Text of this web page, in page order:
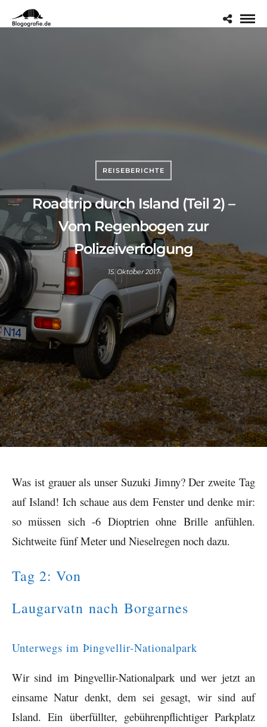
REISEBERICHTE
Roadtrip durch Island (Teil 2) –
Vom Regenbogen zur
Polizeiverfolgung
15. Oktober 2017
Was ist grauer als unser Suzuki Jimny? Der zweite Tag
auf Island! Ich schaue aus dem Fenster und denke mir:
so müssen sich -6 Dioptrien ohne Brille anfühlen.
Sichtweite fünf Meter und Nieselregen noch dazu.
Tag 2: Von
Laugarvatn nach Borgarnes
Unterwegs im Þingvellir-Nationalpark
Wir sind im Þingvellir-Nationalpark und wer jetzt an
einsame Natur denkt, dem sei gesagt, wir sind auf
Island. Ein überfüllter, gebührenpflichtiger Parkplatz